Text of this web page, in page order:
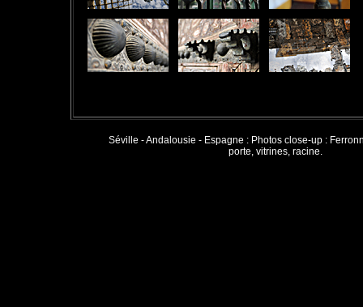
Séville - Andalousie - Espagne : Photos close-up :
porte, vitrines, racine.